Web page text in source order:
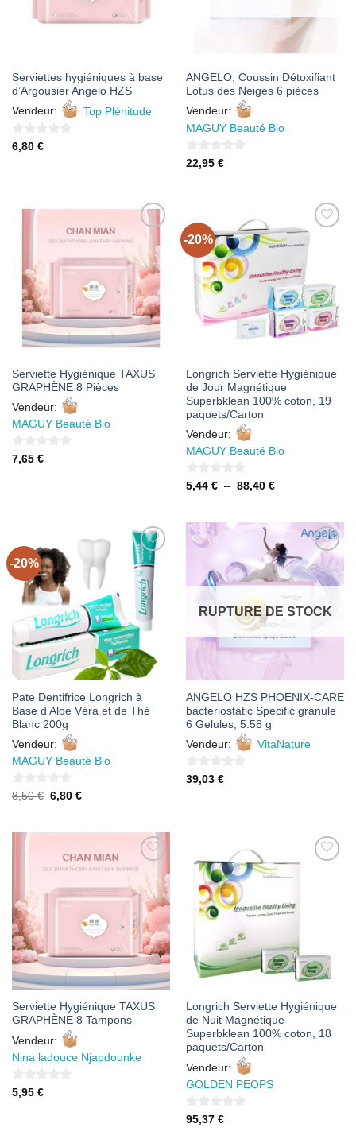
Serviettes hygiéniques à base
d’Argousier Angelo HZS
Vendeur:
Top Plénitude
0
6,80 €
ANGELO, Coussin Détoxifiant
Lotus des Neiges 6 pièces
Vendeur:
MAGUY Beauté Bio
0
22,95 €
AJOUTER
À MES
FAVORIS
Serviette Hygiénique TAXUS
GRAPHÈNE 8 Pièces
Vendeur:
MAGUY Beauté Bio
0
7,65 €
-20%
AJOUTER
À MES
FAVORIS
Longrich Serviette Hygiénique
de Jour Magnétique
Superbklean 100% coton, 19
paquets/Carton
Vendeur:
MAGUY Beauté Bio
0
5,44 € – 88,40 €Plage
88,40 €
-20%
AJOUTER
À MES
FAVORIS
Pate Dentifrice Longrich à
Base d’Aloe Véra et de Thé
Blanc 200g
Vendeur:
MAGUY Beauté Bio
0
8,50€ Le
6,80 €Le
AJOUTER
À MES
RUPTURE DE STOCK
ANGELO HZS PHOENIX-CARE
bacteriostatic Specific granule
6 Gelules, 5.58 g
Vendeur:
VitaNature
0
39,03 €
AJOUTER
À MES
FAVORIS
Serviette Hygiénique TAXUS
GRAPHÈNE 8 Tampons
Vendeur:
Nina ladouce Njapdounke
0
5,95 €
Longrich Serviette Hygiénique
de Nuit Magnétique
Superbklean 100% coton, 18
paquets/Carton
Vendeur:
GOLDEN PEOPS
0
95,37 €